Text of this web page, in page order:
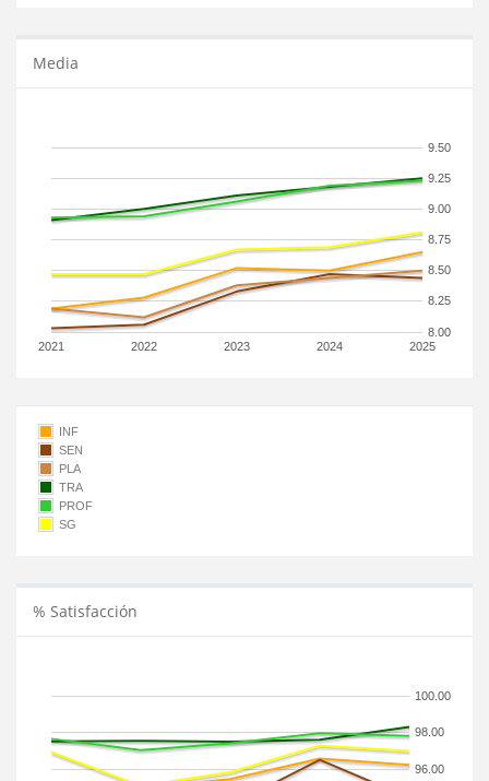
Media
2021 2022 2023 2024 2025
8.00
8.25
8.50
8.75
9.00
9.25
9.50
INF
SEN
PLA
TRA
PROF
SG
% Satisfacción
96.00
98.00
100.00